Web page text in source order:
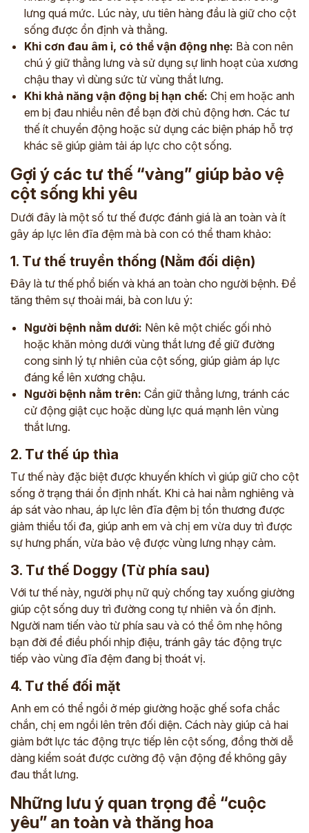
lưng quá mức. Lúc này, ưu tiên hàng đầu là giữ cho cột
sống được ổn định và thẳng.
Khi cơn đau âm ỉ, có thể vận động nhẹ: Bà con nên
chú ý giữ thẳng lưng và sử dụng sự linh hoạt của xương
chậu thay vì dùng sức từ vùng thắt lưng.
Khi khả năng vận động bị hạn chế: Chị em hoặc anh
em bị đau nhiều nên để bạn đời chủ động hơn. Các tư
thế ít chuyển động hoặc sử dụng các biện pháp hỗ trợ
khác sẽ giúp giảm tải áp lực cho cột sống.
Gợi ý các tư thế “vàng” giúp bảo vệ
cột sống khi yêu
Dưới đây là một số tư thế được đánh giá là an toàn và ít
gây áp lực lên đĩa đệm mà bà con có thể tham khảo:
1. Tư thế truyền thống (Nằm đối diện)
Đây là tư thế phổ biến và khá an toàn cho người bệnh. Để
tăng thêm sự thoải mái, bà con lưu ý:
Người bệnh nằm dưới: Nên kê một chiếc gối nhỏ
hoặc khăn mỏng dưới vùng thắt lưng để giữ đường
cong sinh lý tự nhiên của cột sống, giúp giảm áp lực
đáng kể lên xương chậu.
Người bệnh nằm trên: Cần giữ thẳng lưng, tránh các
cử động giật cục hoặc dùng lực quá mạnh lên vùng
thắt lưng.
2. Tư thế úp thìa
Tư thế này đặc biệt được khuyến khích vì giúp giữ cho cột
sống ở trạng thái ổn định nhất. Khi cả hai nằm nghiêng và
áp sát vào nhau, áp lực lên đĩa đệm bị tổn thương được
giảm thiểu tối đa, giúp anh em và chị em vừa duy trì được
sự hưng phấn, vừa bảo vệ được vùng lưng nhạy cảm.
3. Tư thế Doggy (Từ phía sau)
Với tư thế này, người phụ nữ quỳ chống tay xuống giường
giúp cột sống duy trì đường cong tự nhiên và ổn định.
Người nam tiến vào từ phía sau và có thể ôm nhẹ hông
bạn đời để điều phối nhịp điệu, tránh gây tác động trực
tiếp vào vùng đĩa đệm đang bị thoát vị.
4. Tư thế đối mặt
Anh em có thể ngồi ở mép giường hoặc ghế sofa chắc
chắn, chị em ngồi lên trên đối diện. Cách này giúp cả hai
giảm bớt lực tác động trực tiếp lên cột sống, đồng thời dễ
dàng kiểm soát được cường độ vận động để không gây
đau thắt lưng.
Những lưu ý quan trọng để “cuộc
yêu” an toàn và thăng hoa